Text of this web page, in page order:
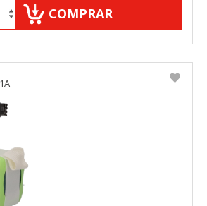
COMPRAR